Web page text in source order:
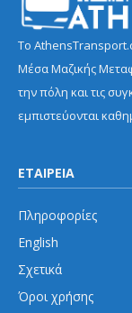
Το
Μέσα Μαζικής
την πόλη και τις
εμπιστεύονται
ΕΤΑΙΡΕΙΑ
Πληροφορίες
English
Σχετικά
Όροι χρήσης